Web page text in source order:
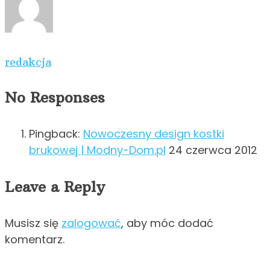
redakcja
No Responses
Pingback: Nowoczesny design kostki
brukowej | Modny-Dom.pl 24 czerwca 2012
Leave a Reply
Musisz się zalogować, aby móc dodać
komentarz.